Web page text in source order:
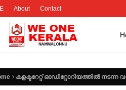
About Contact
കളക്ടറേറ്റ് ഓഡിറ്റോറിയത്തിൽ